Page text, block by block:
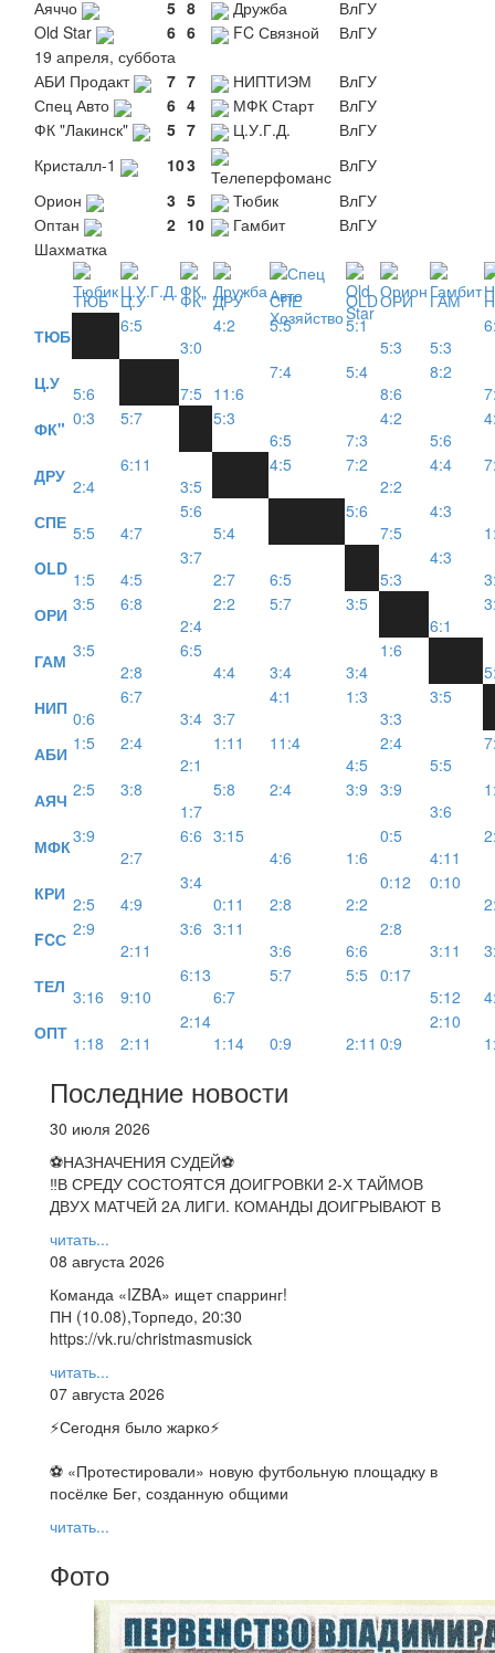
Аяччо
5 8 Дружба
ВлГУ
Old Star
6 6 FC Связной
ВлГУ
19 апреля, суббота
АБИ Продакт
7 7 НИПТИЭМ
ВлГУ
Спец Авто
6 4 МФК Старт
ВлГУ
ФК "Лакинск"
5 7 Ц.У.Г.Д.
ВлГУ
Кристалл-1
103
Телеперфоманс
ВлГУ
Орион
3 5 Тюбик
ВлГУ
Оптан
2 10 Гамбит
ВлГУ
Шахматка
ТЮБ Ц.У ФК" ДРУ СПЕ OLDОРИ ГАМ
ТЮБ
6:5
3:0
4:2 5:5
5:1
5:3
5:3
Ц.У 5:6 7:5 11:6
7:4
5:4
8:6
8:2
ФК" 0:3 5:7
5:3
6:5
7:3
4:2
5:6
ДРУ 2:4
6:11
3:5
4:5
7:2
2:2
4:4
СПЕ 5:5 4:7
5:6
5:4
5:6
7:5
4:3
OLD 1:5 4:5
3:7
2:7
6:5 5:3
4:3
ОРИ 3:5
6:8
2:4
2:2 5:7
3:5
6:1
ГАМ 3:5
2:8
6:5
4:4
3:4 3:4
1:6
НИП 0:6
6:7
3:4 3:7
4:1
1:3
3:3
3:5
АБИ 1:5
2:4
2:1
1:11
11:4
4:5
2:4
5:5
АЯЧ 2:5
3:8
1:7
5:8 2:4 3:9 3:9
3:6
МФК3:9
2:7
6:6 3:15
4:6
1:6
0:5
4:11
КРИ 2:5 4:9
3:4
0:11
2:8 2:2
0:12
0:10
FCС 2:9
2:11
3:6 3:11
3:6
6:6
2:8
3:11
ТЕЛ 3:16 9:10
6:13
6:7
5:7 5:5 0:17
5:12
ОПТ 1:18 2:11
2:14
1:14
0:9 2:11 0:9
2:10
Последние новости
30 июля 2026
⚽НАЗНАЧЕНИЯ СУДЕЙ⚽
‼В СРЕДУ СОСТОЯТСЯ ДОИГРОВКИ 2-Х ТАЙМОВ
ДВУХ МАТЧЕЙ 2А ЛИГИ. КОМАНДЫ ДОИГРЫВАЮТ В
читать...
08 августа 2026
Команда «IZBA» ищет спарринг!
ПН (10.08),Торпедо, 20:30
https://vk.ru/christmasmusick
читать...
07 августа 2026
⚡️Сегодня было жарко⚡️
⚽ ️«Протестировали» новую футбольную площадку в
посёлке Бег, созданную общими
читать...
Фото